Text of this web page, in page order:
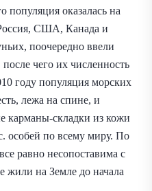
популяция оказалась на
США, Канада и
поочередно ввели
чего их численность
году популяция морских
лежа на спине, и
карманы-складки из кожи
особей по всему миру. По
равно несопоставима с
жили на Земле до начала